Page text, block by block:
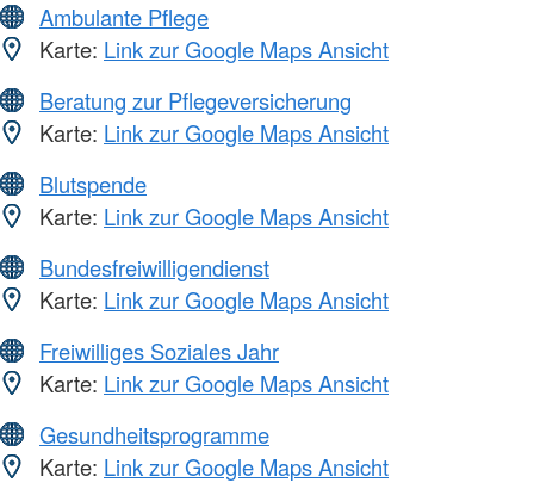
Ambulante Pflege
Karte: Link zur Google Maps Ansicht
Beratung zur Pflegeversicherung
Karte: Link zur Google Maps Ansicht
Blutspende
Karte: Link zur Google Maps Ansicht
Bundesfreiwilligendienst
Karte: Link zur Google Maps Ansicht
Freiwilliges Soziales Jahr
Karte: Link zur Google Maps Ansicht
Gesundheitsprogramme
Karte: Link zur Google Maps Ansicht